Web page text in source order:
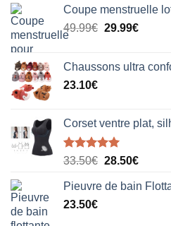
Coupe menstruelle
49.99€ Le
était :
29.99€Le
est :
Chaussons ultra
23.10€
Corset ventre plat,
Note5.00
33.50€ Le
initial
28.50€Le
actuel
Pieuvre de bain
23.50€